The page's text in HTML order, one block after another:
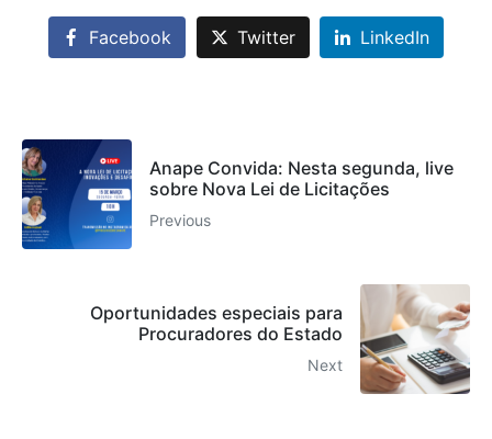
Facebook Twitter LinkedIn
Anape Convida: Nesta segunda, live
sobre Nova Lei de Licitações
Previous
Oportunidades especiais para
Procuradores do Estado
Next